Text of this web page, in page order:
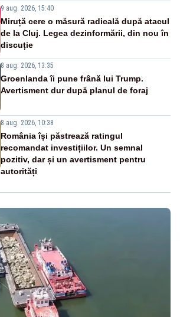
9 aug. 2026, 15:40
Miruță cere o măsură radicală după atacul
de la Cluj. Legea dezinformării, din nou în
discuție
8 aug. 2026, 13:35
Groenlanda îi pune frână lui Trump.
Avertisment dur după planul de foraj
8 aug. 2026, 10:38
România își păstrează ratingul
recomandat investițiilor. Un semnal
pozitiv, dar și un avertisment pentru
autorități